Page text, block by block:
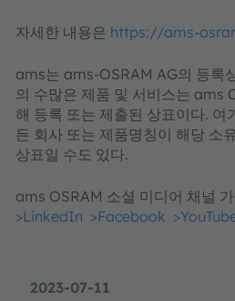
2023-07-11
자세한 내용은 https://ams-
ams는 ams-OSRAM AG의 등록
의 수많은 제품 및 서비스는 ams
해 등록 또는 제출된 상표이다. 여
든 회사 또는 제품명칭이 해당 소
상표일 수도 있다.
ams OSRAM 소셜 미디어 채널
>LinkedIn >Facebook